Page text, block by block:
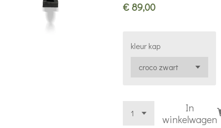
€ 89,00
kleur kap
In
winkelwagen